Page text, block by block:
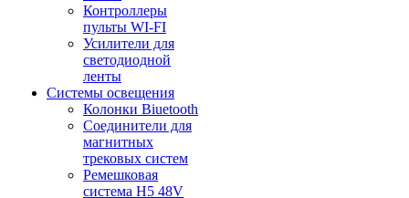
Контроллеры
пульты WI-FI
Усилители для
светодиодной
ленты
Системы освещения
Колонки Biuetooth
Соединители для
магнитных
трековых систем
Ремешковая
система H5 48V